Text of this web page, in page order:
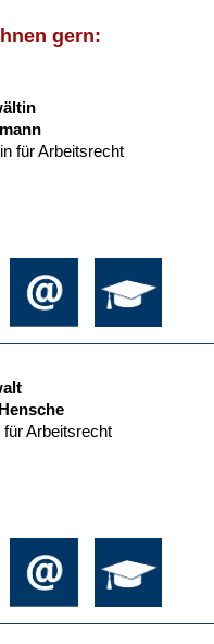
gern:
für Arbeitsrecht
für Arbeitsrecht